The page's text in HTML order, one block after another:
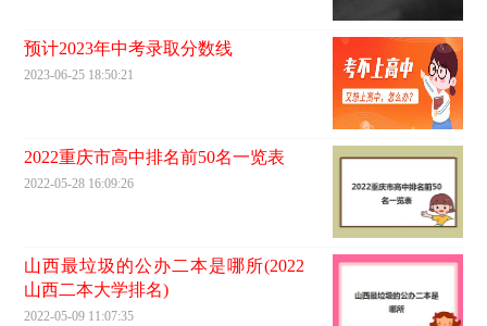
预计2023年中考录取分数线
2023-06-25 18:50:21
2022重庆市高中排名前50名一览表
2022-05-28 16:09:26
山西最垃圾的公办二本是哪所(2022
山西二本大学排名)
2022-05-09 11:07:35